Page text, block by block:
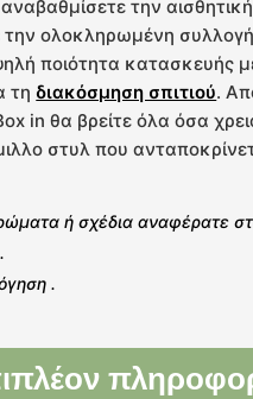
την
την ολοκληρωμένη
ποιότητα κατασκευής
τηδιακόσμηση σπιτιού.
in θα βρείτε όλα όσα
στυλ που
ή σχέδια αναφέρατε
.